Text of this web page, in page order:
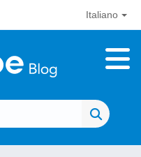
Italiano